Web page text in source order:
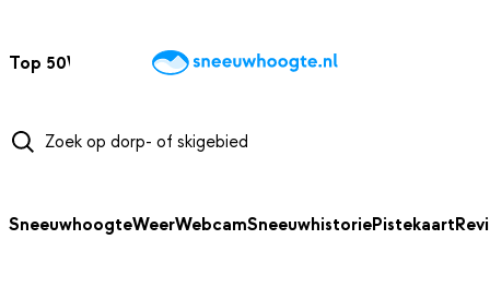
Top 50Webcams WintersportweerKaarten
SneeuwhoogteWeerWebcamSneeuwhistoriePistekaart